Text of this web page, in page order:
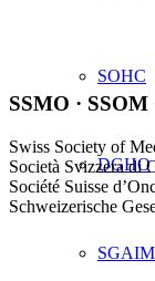
SOHC
DGHO
SGAIM
SSMO · SSOM
Swiss Society of
Società Svizzera di
Société Suisse
Schweizerische